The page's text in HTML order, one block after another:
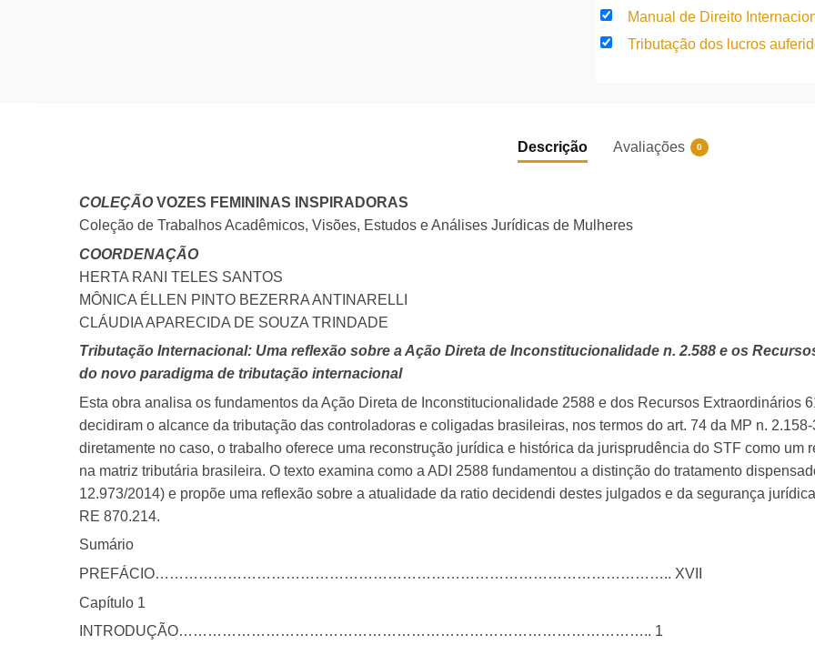
Manual de Direito
Tributação dos lucros
Descrição
Avaliações 0
COLEÇÃO VOZES FEMININAS INSPIRADORAS
Coleção de Trabalhos Acadêmicos, Visões, Estudos e Análises Jurídicas de Mulheres
COORDENAÇÃO
HERTA RANI TELES SANTOS
MÔNICA ÉLLEN PINTO BEZERRA ANTINARELLI
CLÁUDIA APARECIDA DE SOUZA TRINDADE
Tributação Internacional: Uma reflexão sobre a Ação Direta de Inconstitucionalidade n. 2.588 e os
do novo paradigma de tributação internacional
Esta obra analisa os fundamentos da Ação Direta de Inconstitucionalidade 2588 e dos Recursos Extraordinários
decidiram o alcance da tributação das controladoras e coligadas brasileiras, nos termos do art. 74 da MP n.
diretamente no caso, o trabalho oferece uma reconstrução jurídica e histórica da jurisprudência do STF como um
na matriz tributária brasileira. O texto examina como a ADI 2588 fundamentou a distinção do tratamento
12.973/2014) e propõe uma reflexão sobre a atualidade da ratio decidendi destes julgados e da segurança
RE 870.214.
Sumário
PREFÁCIO…………………………………………………………………………………………….. XVII
Capítulo 1
INTRODUÇÃO…………………………………………………………………………………….. 1